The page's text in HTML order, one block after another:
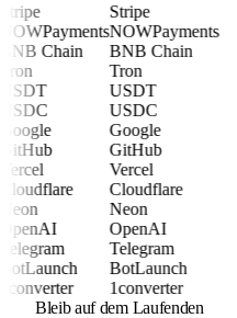
Stripe
NOWPayments
BNB Chain
Tron
USDT
USDC
Google
GitHub
Vercel
Cloudflare
Neon
OpenAI
Telegram
BotLaunch
1converter
Stripe
NOWPayments
BNB Chain
Tron
USDT
USDC
Google
GitHub
Vercel
Cloudflare
Neon
OpenAI
Telegram
BotLaunch
1converter
Bleib auf dem Laufenden